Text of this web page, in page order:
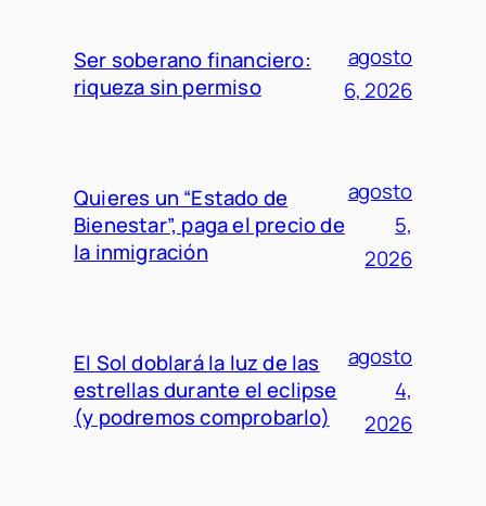
Ser soberano financiero:
riqueza sin permiso
agosto
6, 2026
Quieres un “Estado de
Bienestar”, paga el precio de
la inmigración
agosto
5,
2026
El Sol doblará la luz de las
estrellas durante el eclipse
(y podremos comprobarlo)
agosto
4,
2026